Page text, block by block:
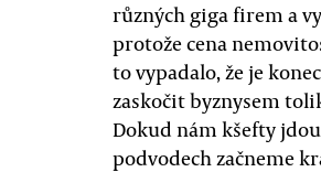
různých giga firem a
protože cena
to vypadalo, že je
zaskočit byznysem
Dokud nám kšefty
podvodech začneme